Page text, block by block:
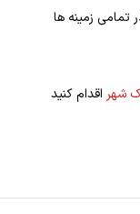
تمامی زمینه ها
شهر اقدام کنید